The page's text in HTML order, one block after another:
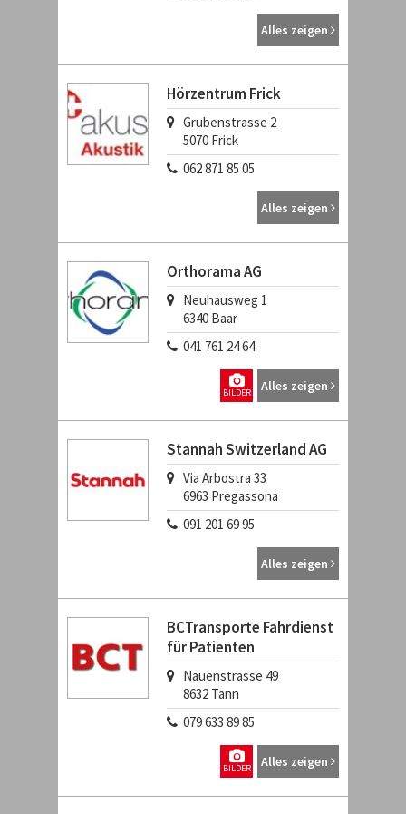
Alles zeigen
Hörzentrum Frick
Grubenstrasse 2
5070 Frick
062 871 85 05
Alles zeigen
Orthorama AG
Neuhausweg 1
6340 Baar
041 761 24 64
Alles zeigen
BILDER
Stannah Switzerland AG
Via Arbostra 33
6963 Pregassona
091 201 69 95
Alles zeigen
BCTransporte Fahrdienst
für Patienten
Nauenstrasse 49
8632 Tann
079 633 89 85
Alles zeigen
BILDER